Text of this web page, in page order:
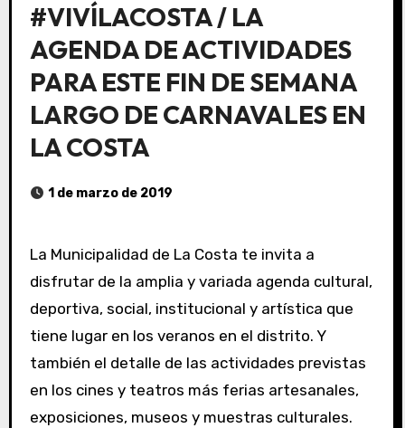
#VIVÍLACOSTA / LA
AGENDA DE ACTIVIDADES
PARA ESTE FIN DE SEMANA
LARGO DE CARNAVALES EN
LA COSTA
1 de marzo de 2019
La Municipalidad de La Costa te invita a
disfrutar de la amplia y variada agenda cultural,
deportiva, social, institucional y artística que
tiene lugar en los veranos en el distrito. Y
también el detalle de las actividades previstas
en los cines y teatros más ferias artesanales,
exposiciones, museos y muestras culturales.